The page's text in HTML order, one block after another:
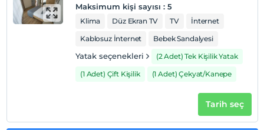
Maksimum kişi sayısı : 5
Klima Düz Ekran TV TV
İnternet
Kablosuz İnternet
Bebek Sandalyesi
Yatak seçenekleri
(2 Adet) Tek Kişilik Yatak
(1 Adet) Çift Kişilik
(1 Adet) Çekyat/Kanepe
Tarih seç